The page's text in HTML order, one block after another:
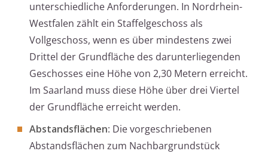
unterschiedliche Anforderungen. In Nordrhein-
Westfalen zählt ein Staffelgeschoss als
Vollgeschoss, wenn es über mindestens zwei
Drittel der Grundfläche des darunterliegenden
Geschosses eine Höhe von 2,30 Metern erreicht.
Im Saarland muss diese Höhe über drei Viertel
der Grundfläche erreicht werden.
Abstandsflächen: Die vorgeschriebenen
Abstandsflächen zum Nachbargrundstück